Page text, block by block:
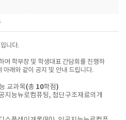
니다.
여 학부장 및 학생대표 간담회를 진행하
아래와 같이 공지 및 안내 드립니다.
교과목(총 10학점)
지능뉴로컴퓨팅, 첨단구조재료의개